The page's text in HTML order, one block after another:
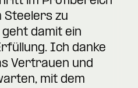
Steelers zu
damit ein
Ich danke
Vertrauen und
mit dem